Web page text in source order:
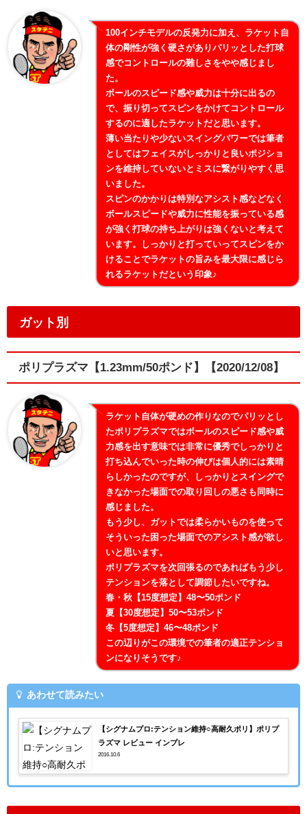
100インチモデルの反発力に加え、ラケット自
体の剛性が強く硬さがありパリッとした打球
感でコントロールの難しさをやや感じまし
た。
ボールのスピード感や威力は十分に出るの
で、振り切ってスピンをかけてコントロール
するのに適したラケットだと思います。
薄い当たりや少ないスイングパワーでは筆者
としてはフェイスがしっかりと良いポジショ
ンを維持していないとミスに繋がりやすく思
いました。
スピンのかかりは特別なアシスト感などなく
ボールスピードや威力に性能を振っている感
が強く打球の持ち上がりは強くないと考えて
います。しっかりと打っていってスピンをか
けることでラケットの旨みを最大限に感じら
れるラケットだという印象♪
ガット別
ポリプラズマ【1.23mm/50ポンド】【2020/12/08】
ラケット自体が硬めの作りなのでパリッとし
たポリプラズマではボールのスピード感や威
力感を出す意味では非常に優秀でしっかりと
打ち込んでいった時の伸びは個人的には素晴
らしかったのですが、しっかりとスイングで
きなかった場面での取り回しの悪さも同時に
感じました。
もう少し、ガットでは柔らかいものを使って
そういった困った場面でのアシスト感が欲し
いと思います。
ポリプラズマを次回張るのであればもう少し
テンションを落として調節したいですね。
春・秋【15度想定】48〜50ポンド
夏【30度想定】50〜53ポンド
冬【5度想定】46〜48ポンド
この辺りがこの環境での筆者の適正テンショ
ンになりそうです♪
あわせて読みたい
【シグナムプロ:テンション維持○高耐久ポリ】ポリプ
ラズマ レビュー インプレ
2016.10.6